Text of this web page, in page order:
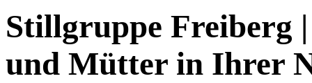
Stillgruppe Freiberg
und Mütter in Ihrer